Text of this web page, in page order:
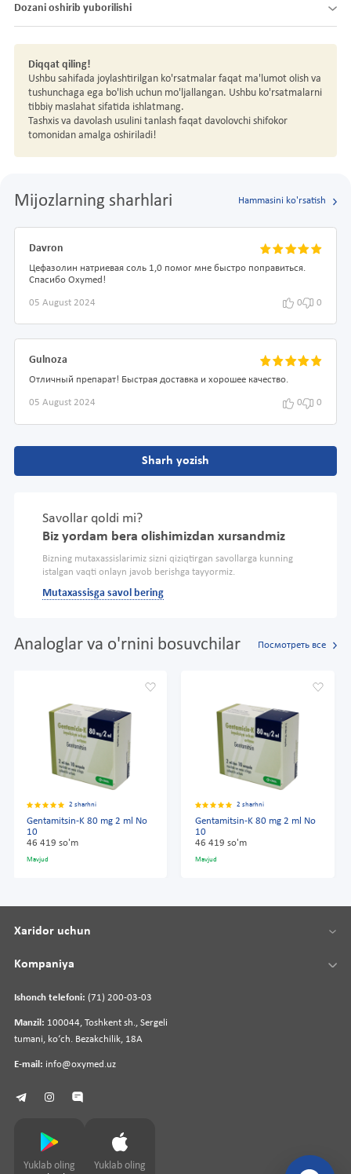
Dozani oshirib yuborilishi
Diqqat qiling!
Ushbu sahifada joylashtirilgan ko'rsatmalar faqat ma'lumot olish va
tushunchaga ega bo'lish uchun mo'ljallangan. Ushbu ko'rsatmalarni
tibbiy maslahat sifatida ishlatmang.
Tashxis va davolash usulini tanlash faqat davolovchi shifokor
tomonidan amalga oshiriladi!
Mijozlarning sharhlari Hammasini ko'rsatish
Davron
Цефазолин натриевая соль 1,0 помог мне быстро поправиться.
Спасибо Oxymed!
05 August 2024 0 0
Gulnoza
Отличный препарат! Быстрая доставка и хорошее качество.
05 August 2024 0 0
Sharh yozish
Savollar qoldi mi?
Biz yordam bera olishimizdan xursandmiz
Bizning mutaxassislarimiz sizni qiziqtirgan savollarga kunning
istalgan vaqti onlayn javob berishga tayyormiz.
Mutaxassisga savol bering
Analoglar va o'rnini bosuvchilar Посмотреть все
2 sharhni
Gentamitsin-K 80 mg 2 ml No
10
46 419 so'm
Mavjud
2 sharhni
Gentamitsin-K 80 mg 2 ml No
10
46 419 so'm
Mavjud
Ishonch telefoni: (71) 200-03-03
Manzil: 100044, Toshkent sh., Sergeli
tumani, koʻch. Bezakchilik, 18A
E-mail: info@oxymed.uz
Xaridor uchun
Kompaniya
Yuklab oling
Yuklab oling